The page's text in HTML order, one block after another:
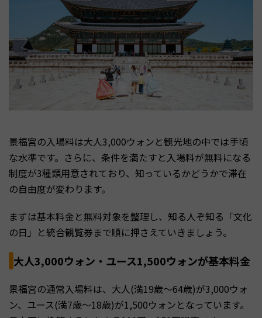
景福宮の入場料は大人3,000ウォンと観光地の中では手頃
な水準です。さらに、条件を満たすと入場料が無料になる
制度が3種類用意されており、知っているかどうかで滞在
の自由度が変わります。
まずは基本料金と無料対象を整理し、知る人ぞ知る「文化
の日」と統合観覧券まで順に押さえていきましょう。
大人3,000ウォン・ユース1,500ウォンが基本料金
景福宮の通常入場料は、大人(満19歳〜64歳)が3,000ウォ
ン、ユース(満7歳〜18歳)が1,500ウォンとなっています。